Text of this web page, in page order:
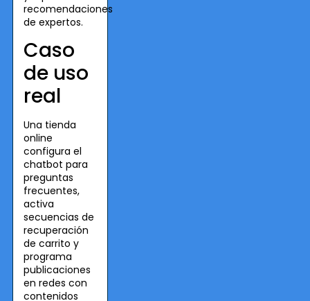
recomendaciones
de expertos.
Caso
de uso
real
Una tienda
online
configura el
chatbot para
preguntas
frecuentes,
activa
secuencias de
recuperación
de carrito y
programa
publicaciones
en redes con
contenidos